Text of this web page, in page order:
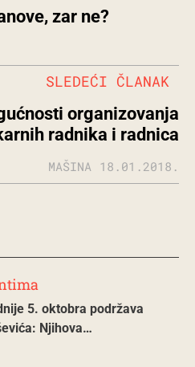
zar ne?
organizovanja
radnika i radnica
SLEDEĆI ČLANAK
MAŠINA 18.01.2018.
5. oktobra podržava
Njihova…